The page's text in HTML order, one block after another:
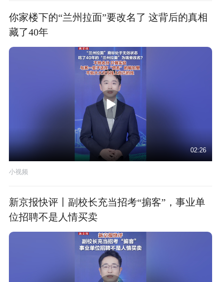
你家楼下的“兰州拉面”要改名了 这背后的真相
藏了40年
02:26
小视频
新京报快评丨副校长充当招考“掮客”，事业单
位招聘不是人情买卖